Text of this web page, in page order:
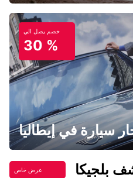
خصم يصل الي
30 %
سيارة في إيطاليا
عرض خاص بلجيكا